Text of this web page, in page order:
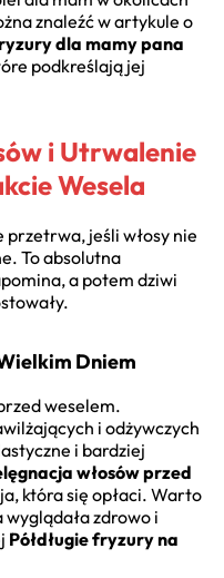
znaleźć w artykule o
dla mamy pana
podkreślają jej
i Utrwalenie
Wesela
jeśli włosy nie
To absolutna
a potem dziwi
Dniem
weselem.
i odżywczych
i bardziej
włosów przed
która się opłaci. Warto
zdrowo i
Półdługie fryzury na